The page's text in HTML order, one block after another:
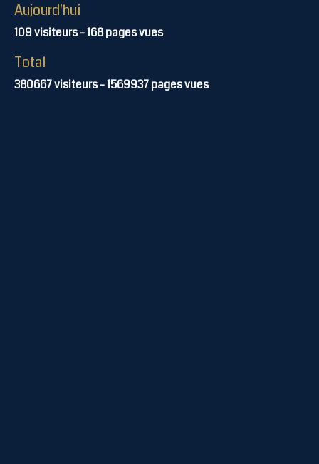
Aujourd'hui
109visiteurs -168pages vues
Total
380667visiteurs -1569937pages vues